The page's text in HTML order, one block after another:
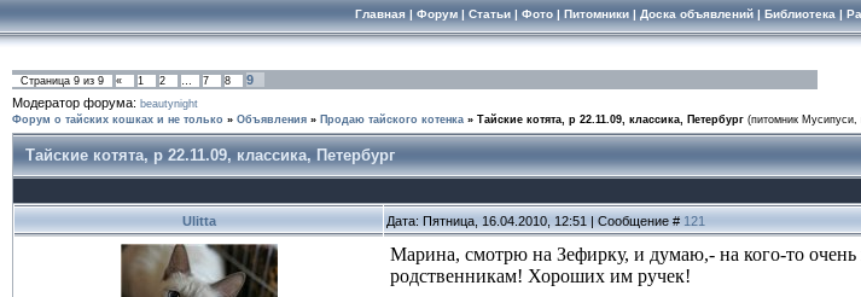
Главная| Форум| Статьи| Фото| Питомники| Доска объявлений| Библиотека |
Страница 9 из 9 « 1 2 … 7 8
9
Модератор форума: beautynight
Форум о тайских кошках и не только » Объявления » Продаю тайского котенка » Тайские котята, р 22.11.09, классика, Петербург (питомник Мусипуси,
Тайские котята, р 22.11.09, классика, Петербург
Ulitta Дата: Пятница, 16.04.2010, 12:51 | Сообщение # 121
Марина, смотрю на Зефирку, и думаю,- на кого-то
родственникам! Хороших им ручек!